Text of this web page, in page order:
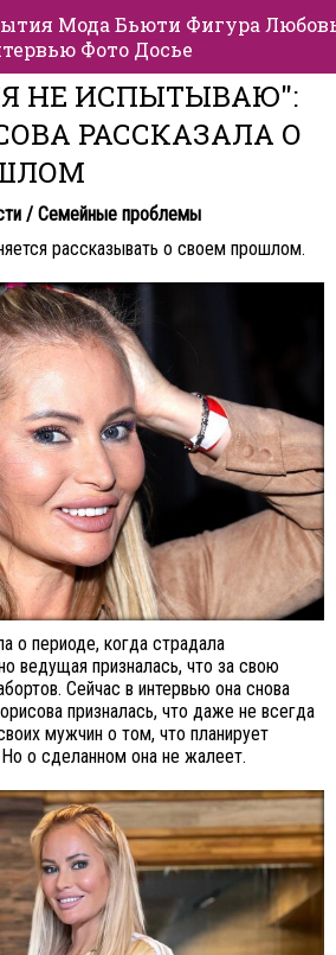
Мода Бьюти Фигура
Фото Досье
НЕ ИСПЫТЫВАЮ":
РАССКАЗАЛА О
/ Семейные проблемы
рассказывать о своем прошлом.
о периоде, когда страдала
ведущая призналась, что за свою
Сейчас в интервью она снова
призналась, что даже не всегда
мужчин о том, что планирует
Но о сделанном она не жалеет.